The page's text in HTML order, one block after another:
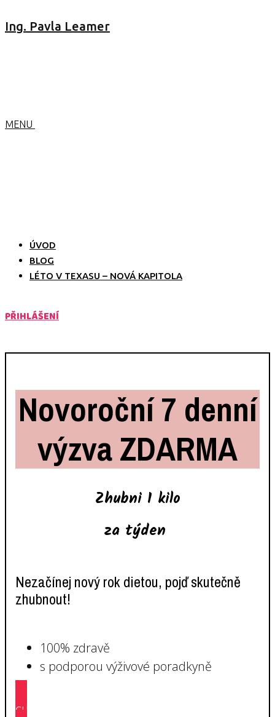
Ing. Pavla Leamer
MENU
ÚVOD
BLOG
LÉTO V TEXASU – NOVÁ KAPITOLA
PŘIHLÁŠENÍ
Novoroční 7 denní
výzvaZDARMA
Zhubni 1 kilo
za týden
Nezačínej nový rok dietou, pojď skutečně
zhubnout!
100% zdravě
s podporou výživové poradkyně
CHCI SE PŘIDAT ZDARMA